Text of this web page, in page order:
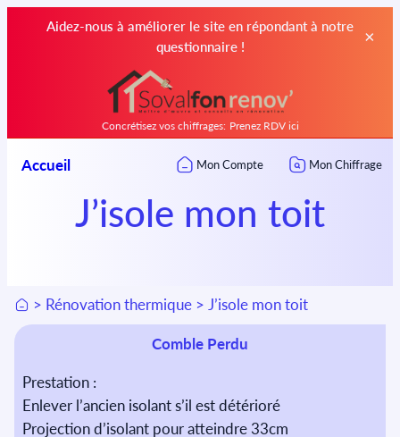
Aidez-nous à améliorer le site en répondant à notre
questionnaire !
×
Concrétisez vos chiffrages: Prenez RDV ici
Accueil Mon Compte Mon Chiffrage
J’isole mon toit
> Rénovation thermique> J’isole mon toit
Comble Perdu
Prestation :
Enlever l’ancien isolant s’il est détérioré
Projection d’isolant pour atteindre 33cm